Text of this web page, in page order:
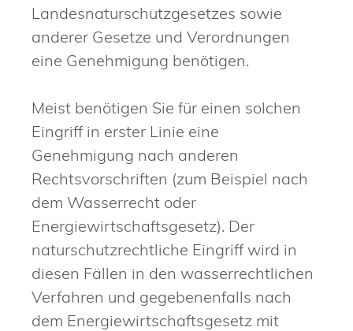
Landesnaturschutzgesetzes sowie
anderer Gesetze und Verordnungen
eine Genehmigung benötigen.
Meist benötigen Sie für einen solchen
Eingriff in erster Linie eine
Genehmigung nach anderen
Rechtsvorschriften (zum Beispiel nach
dem Wasserrecht oder
Energiewirtschaftsgesetz). Der
naturschutzrechtliche Eingriff wird in
diesen Fällen in den wasserrechtlichen
Verfahren und gegebenenfalls nach
dem Energiewirtschaftsgesetz mit